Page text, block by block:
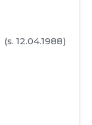
(s. 12.04.1988)